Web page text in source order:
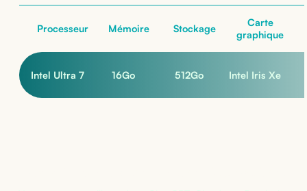
Processeur Mémoire Stockage
Carte
graphique
Intel Ultra 7 16Go 512Go Intel Iris Xe